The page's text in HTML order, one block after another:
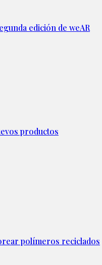
edición de weAR
productos
polímeros reciclados